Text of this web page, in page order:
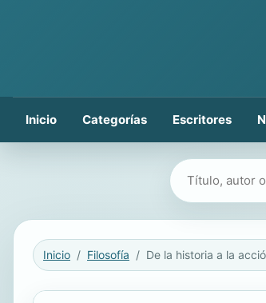
Inicio Categorías Escritores
Buscar libros
Inicio Filosofía De la historia a la